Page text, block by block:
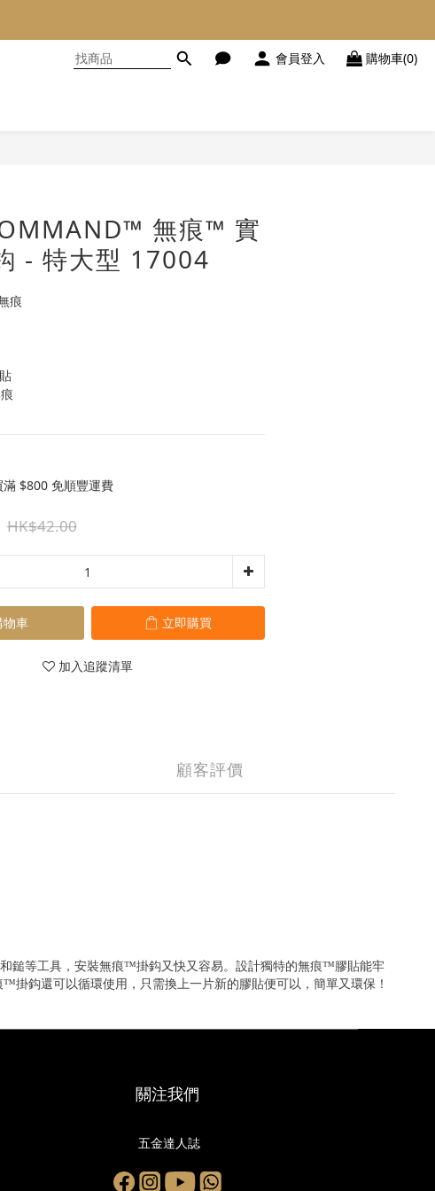
會員登入 購物車(0)
無痕™ 實
- 特大型 17004
痕
$800 免順豐運費
HK$42.00
物車 立即購買
加入追蹤清單
顧客評價
鎚等工具，安裝無痕™掛鈎又快又容易。設計獨特的無痕™膠貼能牢
鈎還可以循環使用，只需換上一片新的膠貼便可以，簡單又環保！
關注我們
五金達人誌